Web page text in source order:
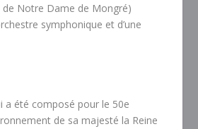
de Notre Dame de Mongré)
symphonique et d’une
a été composé pour le 50e
de sa majesté la Reine